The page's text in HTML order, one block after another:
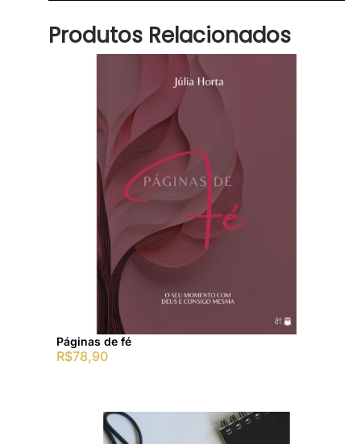
Produtos Relacionados
Páginas de fé
R$78,90